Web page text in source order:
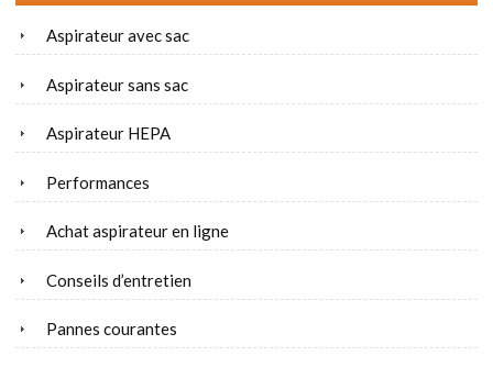
Aspirateur avec sac
Aspirateur sans sac
Aspirateur HEPA
Performances
Achat aspirateur en ligne
Conseils d’entretien
Pannes courantes